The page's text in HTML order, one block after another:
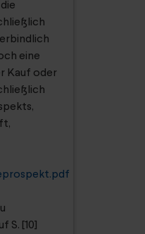
eine
Kauf oder
S. [10]